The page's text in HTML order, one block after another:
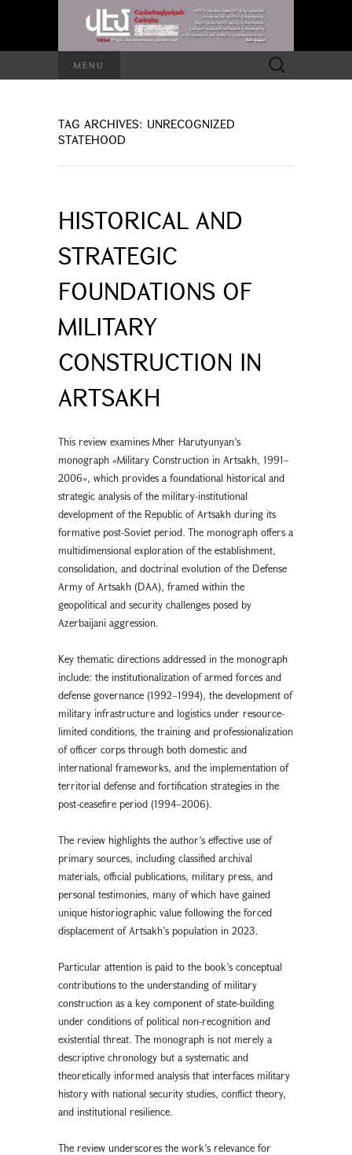
MENU
Search
for:
TAG ARCHIVES: UNRECOGNIZED
STATEHOOD
HISTORICAL AND
STRATEGIC
FOUNDATIONS OF
MILITARY
CONSTRUCTION IN
ARTSAKH
This review examines Mher Harutyunyan’s
monograph «Military Construction in Artsakh, 1991–
2006», which provides a foundational historical and
strategic analysis of the military-institutional
development of the Republic of Artsakh during its
formative post-Soviet period. The monograph offers a
multidimensional exploration of the establishment,
consolidation, and doctrinal evolution of the Defense
Army of Artsakh (DAA), framed within the
geopolitical and security challenges posed by
Azerbaijani aggression.
Key thematic directions addressed in the monograph
include: the institutionalization of armed forces and
defense governance (1992–1994), the development of
military infrastructure and logistics under resource-
limited conditions, the training and professionalization
of officer corps through both domestic and
international frameworks, and the implementation of
territorial defense and fortification strategies in the
post-ceasefire period (1994–2006).
The review highlights the author’s effective use of
primary sources, including classified archival
materials, official publications, military press, and
personal testimonies, many of which have gained
unique historiographic value following the forced
displacement of Artsakh’s population in 2023.
Particular attention is paid to the book’s conceptual
contributions to the understanding of military
construction as a key component of state-building
under conditions of political non-recognition and
existential threat. The monograph is not merely a
descriptive chronology but a systematic and
theoretically informed analysis that interfaces military
history with national security studies, conflict theory,
and institutional resilience.
The review underscores the work’s relevance for